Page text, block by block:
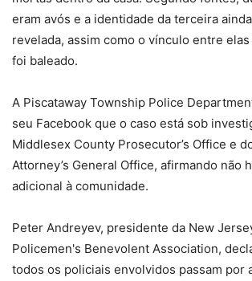
eram avós e a identidade da terceira
revelada, assim como o vínculo entre
foi baleado.
A Piscataway Township Police
seu Facebook que o caso está sob
Middlesex County Prosecutor’s Office e
Attorney’s General Office, afirmando não
adicional à comunidade.
Peter Andreyev, presidente da New
Policemen's Benevolent Association,
todos os policiais envolvidos passam por